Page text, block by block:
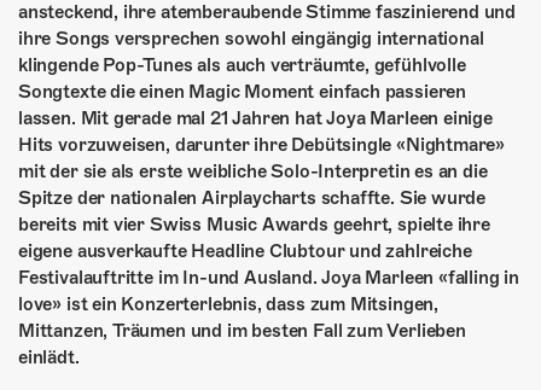
SHOP
MITMACHEN
ansteckend, ihre atemberaubende Stimme faszinierend und
ihre Songs versprechen sowohl eingängig international
klingende Pop-Tunes als auch verträumte, gefühlvolle
Songtexte die einen Magic Moment einfach passieren
lassen. Mit gerade mal 21 Jahren hat Joya Marleen einige
Hits vorzuweisen, darunter ihre Debütsingle «Nightmare»
mit der sie als erste weibliche Solo-Interpretin es an die
Spitze der nationalen Airplaycharts schaffte. Sie wurde
bereits mit vier Swiss Music Awards geehrt, spielte ihre
eigene ausverkaufte Headline Clubtour und zahlreiche
Festivalauftritte im In-und Ausland. Joya Marleen «falling in
love» ist ein Konzerterlebnis, dass zum Mitsingen,
Mittanzen, Träumen und im besten Fall zum Verlieben
einlädt.